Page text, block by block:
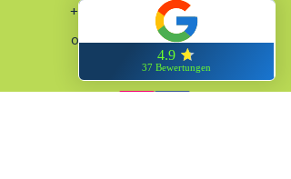
+43 (0) 660 250 94 09
office@fn-stocksport.at